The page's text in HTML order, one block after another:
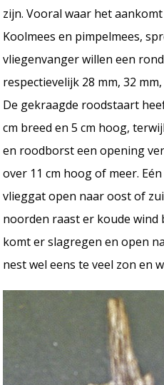
zijn. Vooral waar het
Koolmees en pimpelmees,
vliegenvanger willen een
respectievelijk 28 mm, 32
De gekraagde roodstaart
cm breed en 5 cm hoog,
en roodborst een opening
over 11 cm hoog of meer.
vlieggat open naar oost of
noorden raast er koude wind
komt er slagregen en open
nest wel eens te veel zon en